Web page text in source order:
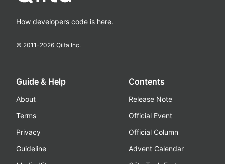
How developers code is here.
© 2011-2026 Qiita Inc.
Guide & Help
About
Terms
Privacy
Guideline
Contents
Release Note
Official Event
Official Column
Advent Calendar